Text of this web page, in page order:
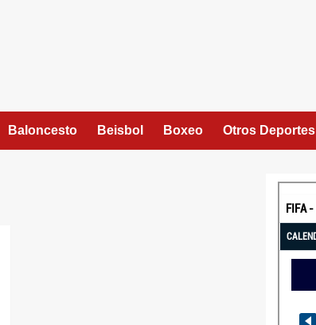
Baloncesto Beisbol Boxeo Otros Deportes